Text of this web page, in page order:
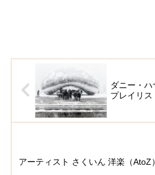
ダニー・
プレイリ
アーティスト さくいん 洋楽（AtoZ）